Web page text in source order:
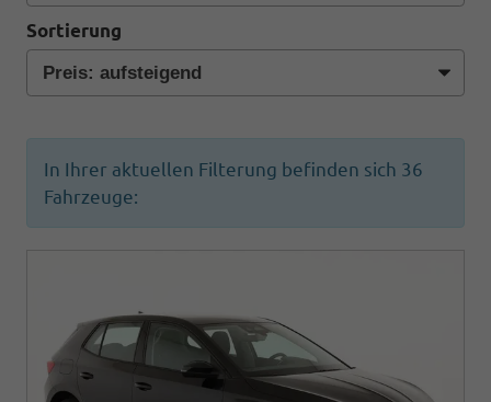
Sortierung
In Ihrer aktuellen Filterung befinden sich 36
Fahrzeuge: